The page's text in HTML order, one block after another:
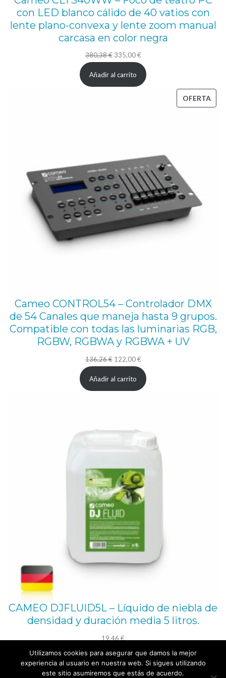
con LED blanco cálido de 40 vatios con
lente plano-convexa y lente zoom manual
carcasa en color negra
380,38€ El
335,00€El
precio
actual
Añadir al carrito
OFERTA
Cameo CONTROL54 – Controlador DMX
de 54 Canales que maneja hasta 9 grupos.
Compatible con todas las luminarias RGB,
RGBW, RGBWA y RGBWA + UV
136,26€ El122,00€El
precio
actual
Añadir al carrito
CAMEO DJFLUID5L – Líquido de niebla de
densidad y duración media 5 litros.
19,46 €
Añadir al carrito
Utilizamos cookies para asegurar que damos la mejor
experiencia al usuario en nuestra web. Si sigues utilizando
este sitio asumiremos que estás de acuerdo.